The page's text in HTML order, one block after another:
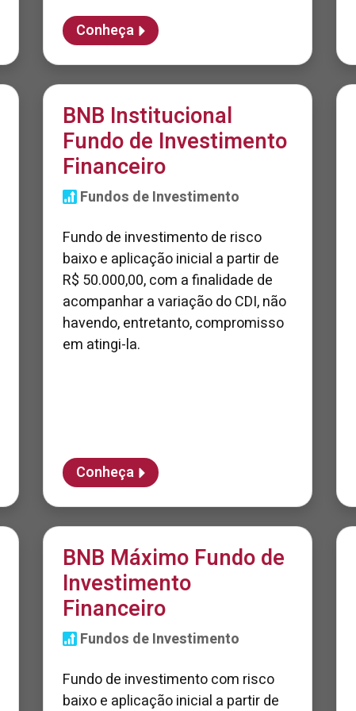
Conheça
BNB Institucional
Fundo de Investimento
Financeiro
Fundos de Investimento
Fundo de investimento de risco
baixo e aplicação inicial a partir de
R$ 50.000,00, com a finalidade de
acompanhar a variação do CDI, não
havendo, entretanto, compromisso
em atingi-la.
Conheça
BNB Máximo Fundo de
Investimento
Financeiro
Fundos de Investimento
Fundo de investimento com risco
baixo e aplicação inicial a partir de